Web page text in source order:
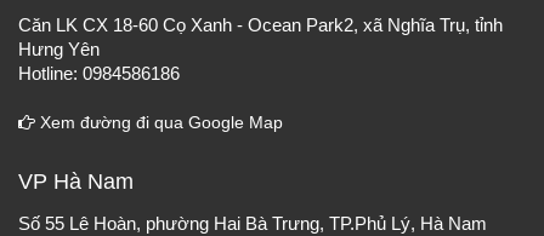
Căn LK CX 18-60 Cọ Xanh - Ocean Park2, xã Nghĩa Trụ, tỉnh
Hưng Yên
Hotline: 0984586186
Xem đường đi qua Google Map
VP Hà Nam
Số 55 Lê Hoàn, phường Hai Bà Trưng, TP.Phủ Lý, Hà Nam